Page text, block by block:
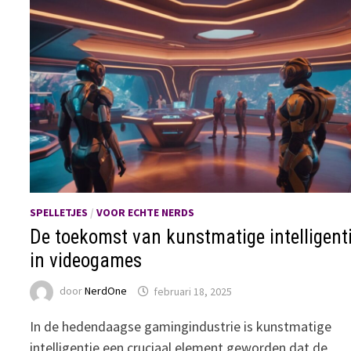
SPELLETJES /VOOR ECHTE NERDS
De toekomst van kunstmatige
in videogames
doorNerdOne februari 18, 2025
In de hedendaagse gamingindustrie is kunstmatige